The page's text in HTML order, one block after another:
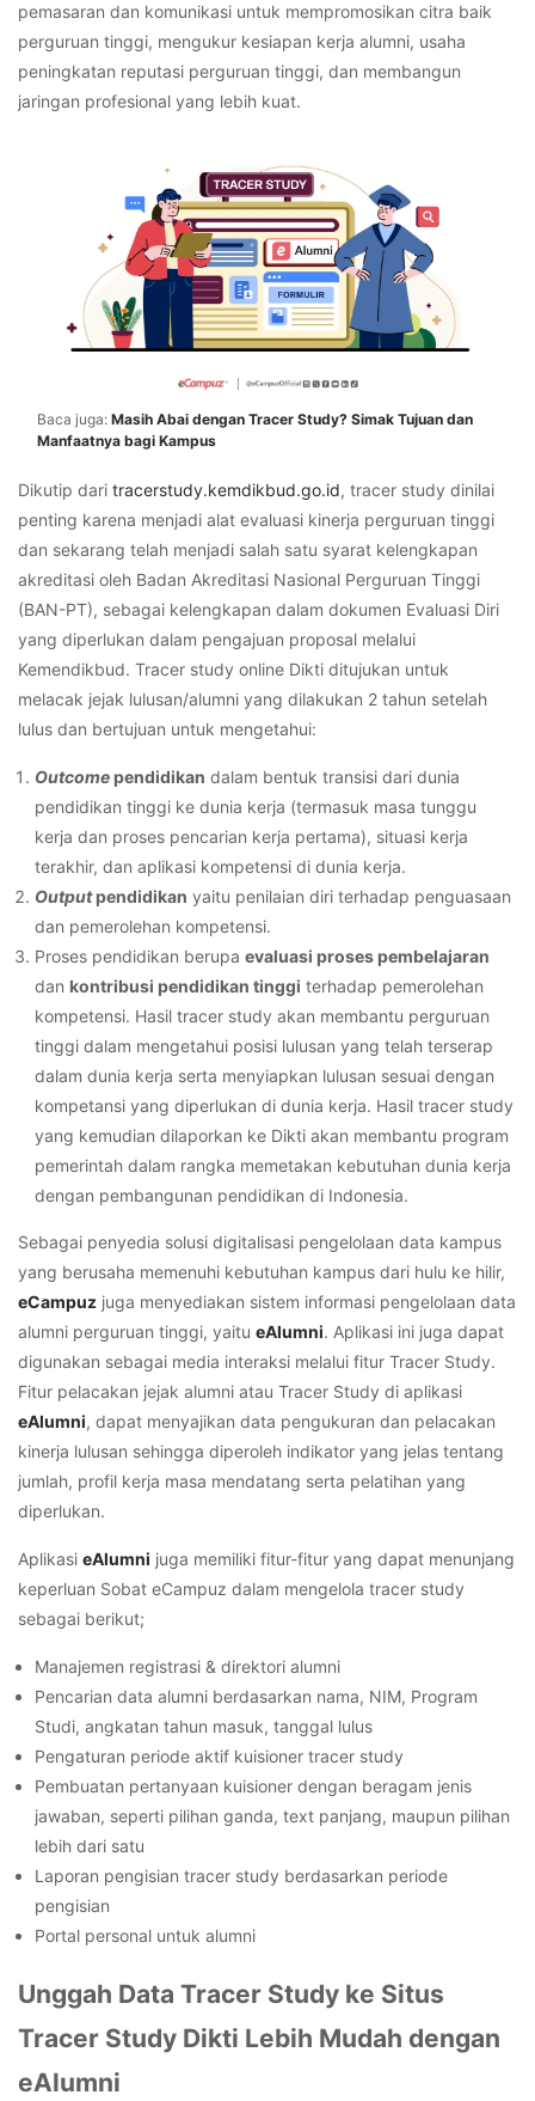
pemasaran dan komunikasi untuk mempromosikan citra baik
perguruan tinggi, mengukur kesiapan kerja alumni, usaha
peningkatan reputasi perguruan tinggi, dan membangun
jaringan profesional yang lebih kuat.
Baca juga: Masih Abai dengan Tracer Study? Simak Tujuan dan
Manfaatnya bagi Kampus
Dikutip dari tracerstudy.kemdikbud.go.id, tracer study dinilai
penting karena menjadi alat evaluasi kinerja perguruan tinggi
dan sekarang telah menjadi salah satu syarat kelengkapan
akreditasi oleh Badan Akreditasi Nasional Perguruan Tinggi
(BAN-PT), sebagai kelengkapan dalam dokumen Evaluasi Diri
yang diperlukan dalam pengajuan proposal melalui
Kemendikbud. Tracer study online Dikti ditujukan untuk
melacak jejak lulusan/alumni yang dilakukan 2 tahun setelah
lulus dan bertujuan untuk mengetahui:
Outcomependidikan dalam bentuk transisi dari dunia
pendidikan tinggi ke dunia kerja (termasuk masa tunggu
kerja dan proses pencarian kerja pertama), situasi kerja
terakhir, dan aplikasi kompetensi di dunia kerja.
Outputpendidikan yaitu penilaian diri terhadap penguasaan
dan pemerolehan kompetensi.
Proses pendidikan berupa evaluasi proses pembelajaran
dan kontribusi pendidikan tinggi terhadap pemerolehan
kompetensi. Hasil tracer study akan membantu perguruan
tinggi dalam mengetahui posisi lulusan yang telah terserap
dalam dunia kerja serta menyiapkan lulusan sesuai dengan
kompetansi yang diperlukan di dunia kerja. Hasil tracer study
yang kemudian dilaporkan ke Dikti akan membantu program
pemerintah dalam rangka memetakan kebutuhan dunia kerja
dengan pembangunan pendidikan di Indonesia.
Sebagai penyedia solusi digitalisasi pengelolaan data kampus
yang berusaha memenuhi kebutuhan kampus dari hulu ke hilir,
eCampuz juga menyediakan sistem informasi pengelolaan data
alumni perguruan tinggi, yaitu eAlumni. Aplikasi ini juga dapat
digunakan sebagai media interaksi melalui fitur Tracer Study.
Fitur pelacakan jejak alumni atau Tracer Study di aplikasi
eAlumni, dapat menyajikan data pengukuran dan pelacakan
kinerja lulusan sehingga diperoleh indikator yang jelas tentang
jumlah, profil kerja masa mendatang serta pelatihan yang
diperlukan.
Aplikasi eAlumni juga memiliki fitur-fitur yang dapat menunjang
keperluan Sobat eCampuz dalam mengelola tracer study
sebagai berikut;
Manajemen registrasi & direktori alumni
Pencarian data alumni berdasarkan nama, NIM, Program
Studi, angkatan tahun masuk, tanggal lulus
Pengaturan periode aktif kuisioner tracer study
Pembuatan pertanyaan kuisioner dengan beragam jenis
jawaban, seperti pilihan ganda, text panjang, maupun pilihan
lebih dari satu
Laporan pengisian tracer study berdasarkan periode
pengisian
Portal personal untuk alumni
Unggah Data Tracer Study ke Situs
Tracer Study Dikti Lebih Mudah dengan
eAlumni